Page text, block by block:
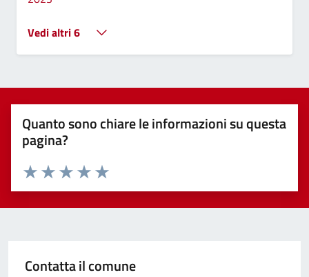
Vedi altri 6
Quanto sono chiare le informazioni su questa
pagina?
Valuta 5 stelle su 5
Valuta 4 stelle su 5
Valuta 3 stelle su 5
Valuta 2 stelle su 5
Valuta 1 stelle su 5
Contatta il comune